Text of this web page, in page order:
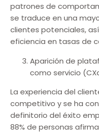
patrones de
se traduce en una
clientes potenciales,
eficiencia en tasas de
Aparición de
como servicio
La experiencia del
competitivo y se ha
definitorio del éxito
88% de personas